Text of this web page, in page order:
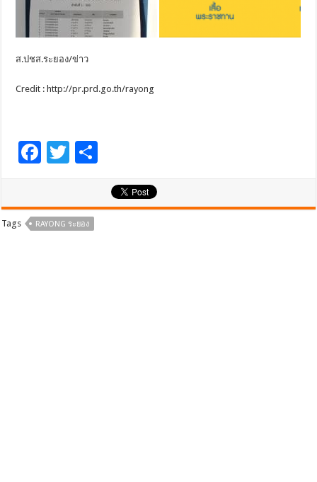
ส.ปชส.ระยอง/ข่าว
Credit : http://pr.prd.go.th/rayong
F
b
T
er
ar
Tags RAYONG ระยอง